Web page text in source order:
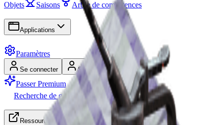
Objets
Saisons Arbre de compétences
Applications
Paramètres
Se connecter S'inscrire
Passer Premium
Recherche de groupe
Ressources